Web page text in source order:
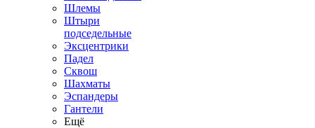
Шлемы
Штыри
подседельные
Эксцентрики
Падел
Сквош
Шахматы
Эспандеры
Гантели
Ещё